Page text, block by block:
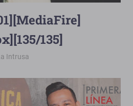
135]
Intrusa